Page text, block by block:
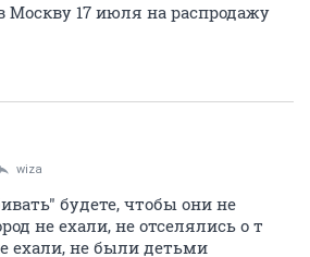
Москву 17 июля на распродажу
wiza
будете, чтобы они не
не ехали, не отселялись о т
ехали, не были детьми